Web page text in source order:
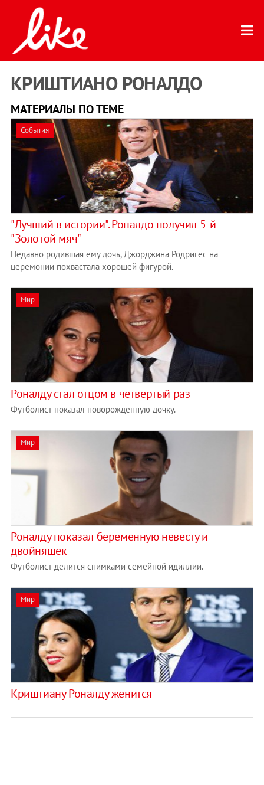
КРИШТИАНО РОНАЛДО
МАТЕРИАЛЫ ПО ТЕМЕ
События
"Лучший в истории". Роналдо получил 5-й
"Золотой мяч"
Недавно родившая ему дочь, Джорджина Родригес на
церемонии похвастала хорошей фигурой.
Мир
Роналду стал отцом в четвертый раз
Футболист показал новорожденную дочку.
Мир
Роналду показал беременную невесту и
двойняшек
Футболист делится снимками семейной идиллии.
Мир
Криштиану Роналду женится